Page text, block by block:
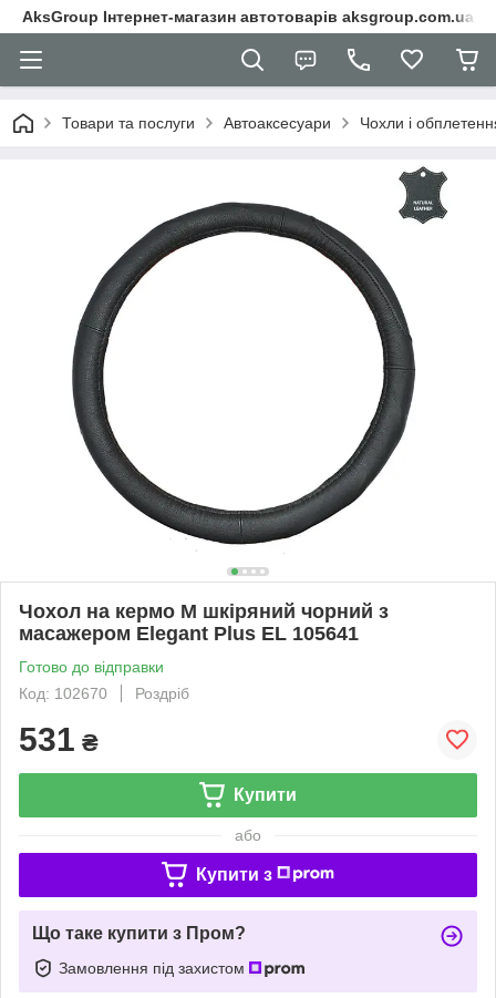
AksGroup Інтернет-магазин автотоварів aksgroup.com.ua
Товари та послуги Автоаксесуари Чохли і
Чохол на кермо М шкіряний чорний з
масажером Elegant Plus EL 105641
Готово до відправки
Код: 102670
Роздріб
531 ₴
Купити
або
Купити з
Що таке купити з Пром?
Замовлення під захистом